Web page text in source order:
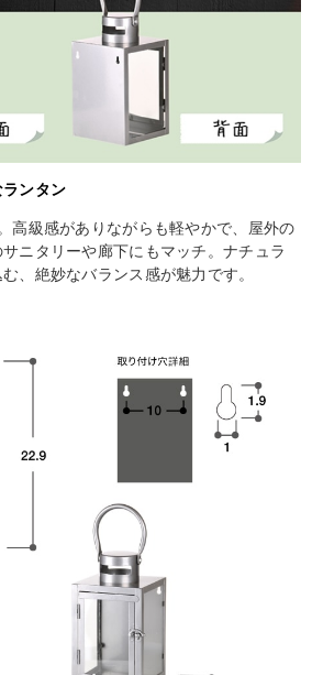
ンタン
高級感がありながらも軽やかで、屋外の
ニタリーや廊下にもマッチ。ナチュラ
、絶妙なバランス感が魅力です。